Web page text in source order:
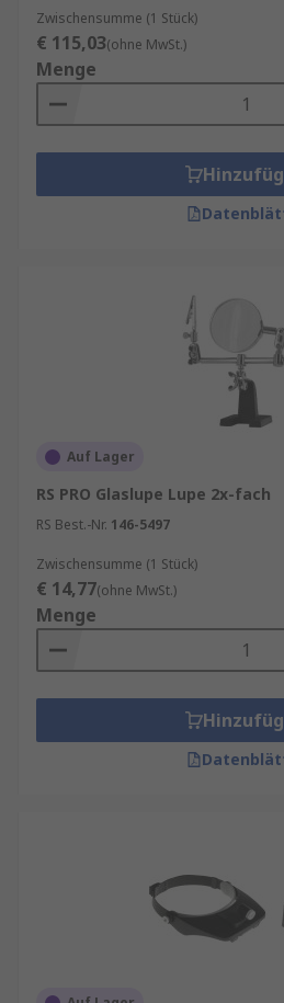
Zwischensumme (1 Stück)
€ 115,03(ohne MwSt.)
Menge
Auf Lager
RS PRO Glaslupe Lupe 2x-fach
RS Best.-Nr. 146-5497
Zwischensumme (1 Stück)
€ 14,77(ohne MwSt.)
Menge